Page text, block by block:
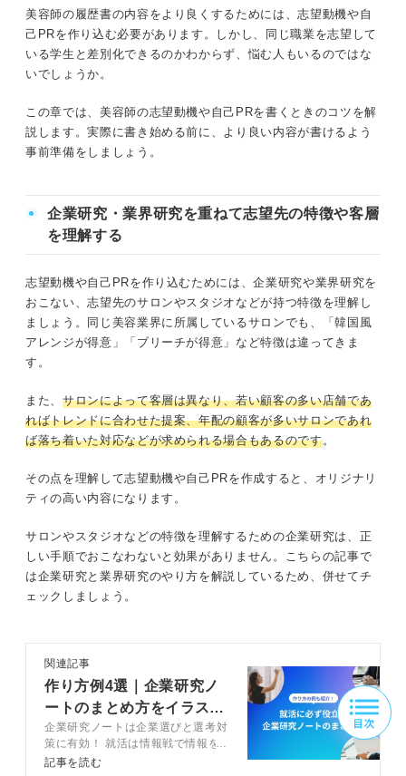
美容師の履歴書の内容をより良くするためには、志望動機や自
己PRを作り込む必要があります。しかし、同じ職業を志望して
いる学生と差別化できるのかわからず、悩む人もいるのではな
いでしょうか。
この章では、美容師の志望動機や自己PRを書くときのコツを解
説します。実際に書き始める前に、より良い内容が書けるよう
事前準備をしましょう。
企業研究・業界研究を重ねて志望先の特徴や客層
を理解する
志望動機や自己PRを作り込むためには、企業研究や業界研究を
おこない、志望先のサロンやスタジオなどが持つ特徴を理解し
ましょう。同じ美容業界に所属しているサロンでも、「韓国風
アレンジが得意」「ブリーチが得意」など特徴は違ってきま
す。
また、 サロンによって客層は異なり、若い顧客の多い店舗であ
ればトレンドに合わせた提案、年配の顧客が多いサロンであれ
ば落ち着いた対応などが求められる場合もあるのです。
その点を理解して志望動機や自己PRを作成すると、オリジナリ
ティの高い内容になります。
サロンやスタジオなどの特徴を理解するための企業研究は、正
しい手順でおこなわないと効果がありません。こちらの記事で
は企業研究と業界研究のやり方を解説しているため、併せてチ
ェックしましょう。
関連記事
作り方例4選｜企業研究ノ
ートのまとめ方をイラスト
付きで解説！
企業研究ノートは企業選びと選考対
策に有効！ 就活は情報戦で情報を
収集するだけでなく、いかに活かせ
記事を読む